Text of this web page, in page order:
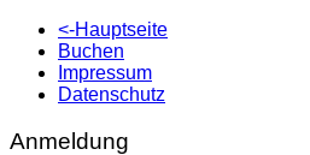
<-Hauptseite
Buchen
Impressum
Datenschutz
Anmeldung